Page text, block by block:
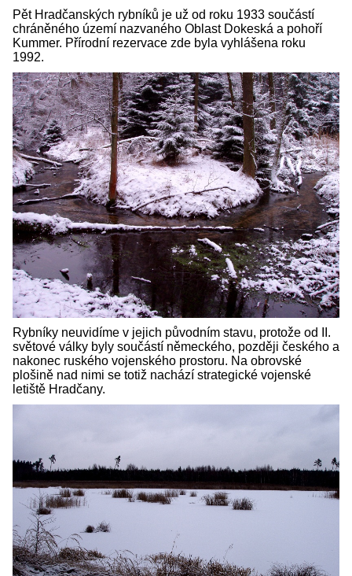
Pět Hradčanských rybníků je už od roku 1933 součástí
chráněného území nazvaného Oblast Dokeská a pohoří
Kummer. Přírodní rezervace zde byla vyhlášena roku
1992.
Rybníky neuvidíme v jejich původním stavu, protože od II.
světové války byly součástí německého, později českého a
nakonec ruského vojenského prostoru. Na obrovské
plošině nad nimi se totiž nachází strategické vojenské
letiště Hradčany.